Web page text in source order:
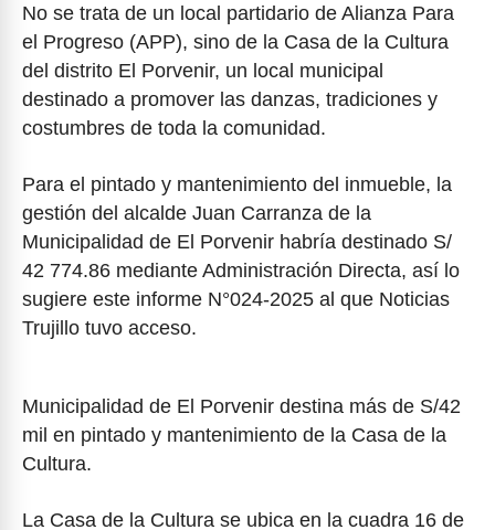
No se trata de un local partidario de Alianza Para
el Progreso (APP), sino de la Casa de la Cultura
del distrito El Porvenir, un local municipal
destinado a promover las danzas, tradiciones y
costumbres de toda la comunidad.
Para el pintado y mantenimiento del inmueble, la
gestión del alcalde Juan Carranza de la
Municipalidad de El Porvenir habría destinado S/
42 774.86 mediante Administración Directa, así lo
sugiere este informe N°024-2025 al que Noticias
Trujillo tuvo acceso.
Municipalidad de El Porvenir destina más de S/42
mil en pintado y mantenimiento de la Casa de la
Cultura.
La Casa de la Cultura se ubica en la cuadra 16 de